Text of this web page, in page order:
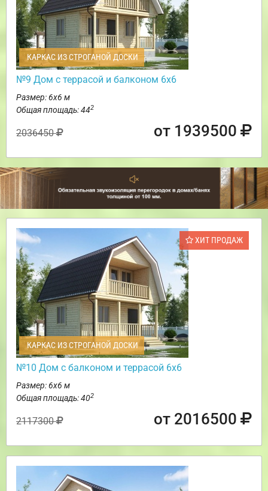
КАРКАС ИЗ СТРОГАНОЙ ДОСКИ
№9 Дом с террасой и балконом 6х6
Размер: 6х6 м
Общая площадь: 442
2036450 от 1939500
ХИТ ПРОДАЖ
КАРКАС ИЗ СТРОГАНОЙ ДОСКИ
№10 Дом с балконом и террасой 6х6
Размер: 6х6 м
Общая площадь: 402
2117300 от 2016500